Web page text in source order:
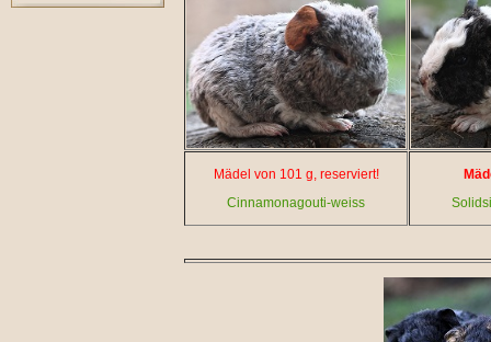
Mädel von 101 g, reserviert!
Cinnamonagouti-weiss